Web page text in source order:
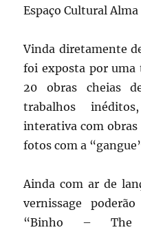
Espaço Cultural Alma
Vinda diretamente
foi exposta por uma
20 obras cheias
trabalhos
interativa com
fotos com a
Ainda com ar de
vernissage
“Binho – The